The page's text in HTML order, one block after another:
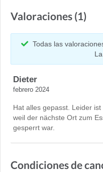
Valoraciones (1)
Todas las
Dieter
febrero 2024
Hat alles gepasst. Leider ist
weil der nächste Ort zum
gesperrt war.
Condiciones de